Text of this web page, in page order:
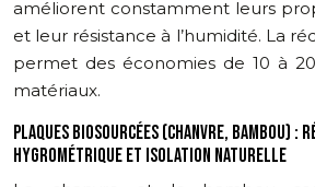
améliorent constamment leurs
et leur résistance à l’humidité. La
permet des économies de 10 à
matériaux.
PLAQUES BIOSOURCÉES (CHANVRE, BAMBOU) :
HYGROMÉTRIQUE ET ISOLATION NATURELLE